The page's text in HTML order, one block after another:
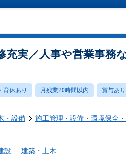
実／人事や営業事務
育休あり 月残業20時間以内 賞与あり
・設備 施工管理・設備・環境保全
設 建築・土木